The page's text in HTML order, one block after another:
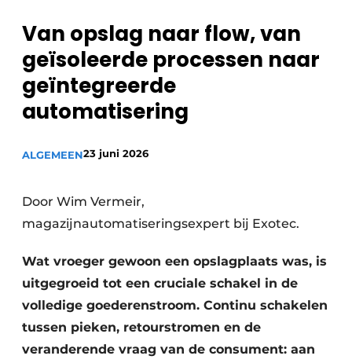
Van opslag naar flow, van
geïsoleerde processen naar
geïntegreerde
automatisering
ALGEMEEN23 juni 2026
Door Wim Vermeir,
magazijnautomatiseringsexpert bij Exotec.
Wat vroeger gewoon een opslagplaats was, is
uitgegroeid tot een cruciale schakel in de
volledige goederenstroom. Continu schakelen
tussen pieken, retourstromen en de
veranderende vraag van de consument: aan